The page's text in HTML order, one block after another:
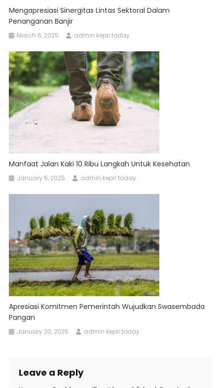
Mengapresiasi Sinergitas Lintas Sektoral Dalam
Penanganan Banjir
March 6, 2025 admin kepri today
Manfaat Jalan Kaki 10 Ribu Langkah Untuk Kesehatan
January 5, 2025 admin kepri today
Apresiasi Komitmen Pemerintah Wujudkan Swasembada
Pangan
January 20, 2025 admin kepri today
Leave a Reply